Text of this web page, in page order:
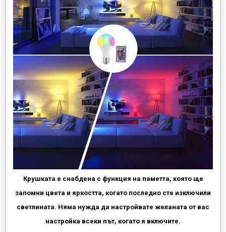
Крушката е снабдена с функция на паметта, която ще
запомни цвета и яркостта, когато последно сте изключили
светлината. Няма нужда да настройвате желаната от вас
настройка всеки път, когато я включите.